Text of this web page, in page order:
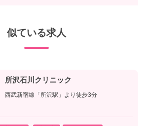
似ている求人
所沢石川クリニック
西武新宿線「所沢駅」より徒歩3分